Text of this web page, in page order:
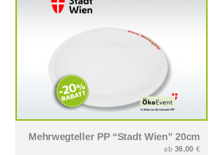
Mehrwegteller PP “Stadt Wien” 20cm
ab36,00 €